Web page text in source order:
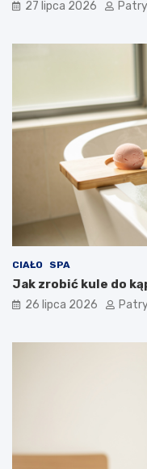
27 lipca 2026
CIAŁO SPA
Jak zrobić kule do
26 lipca 2026